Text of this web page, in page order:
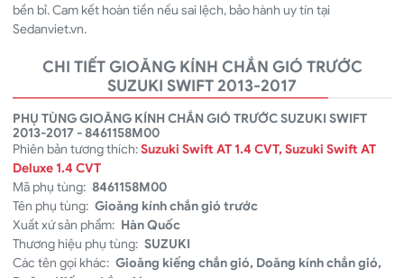
bền bỉ. Cam kết hoàn tiền nếu sai lệch, bảo hành uy tín tại
Sedanviet.vn.
CHI TIẾT GIOĂNG KÍNH CHẮN GIÓ TRƯỚC
SUZUKI SWIFT 2013-2017
PHỤ TÙNG GIOĂNG KÍNH CHẮN GIÓ TRƯỚC SUZUKI SWIFT
2013-2017 - 8461158M00
Phiên bản tương thích:Suzuki Swift AT 1.4 CVT, Suzuki Swift AT
Deluxe 1.4 CVT
Mã phụ tùng: 8461158M00
Tên phụ tùng: Gioăng kính chắn gió trước
Xuất xứ sản phẩm: Hàn Quốc
Thương hiệu phụ tùng: SUZUKI
Các tên gọi khác: Gioăng kiếng chắn gió, Doăng kính chắn gió,